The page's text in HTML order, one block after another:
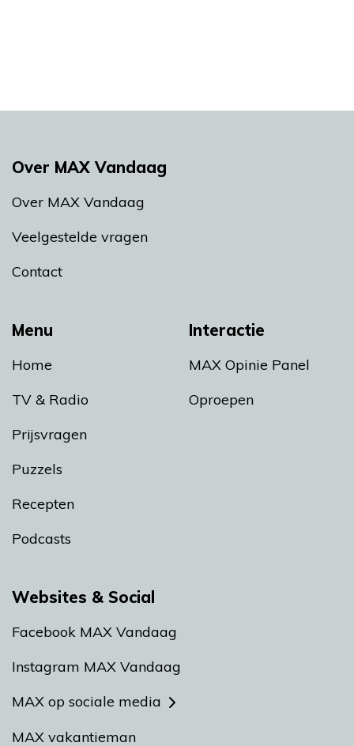
Menu
Home
TV & Radio
Prijsvragen
Puzzels
Recepten
Podcasts
Interactie
MAX Opinie Panel
Oproepen
Over MAX Vandaag
Over MAX Vandaag
Veelgestelde vragen
Contact
Websites & Social
Facebook MAX Vandaag
Instagram MAX Vandaag
MAX op sociale media
MAX vakantieman